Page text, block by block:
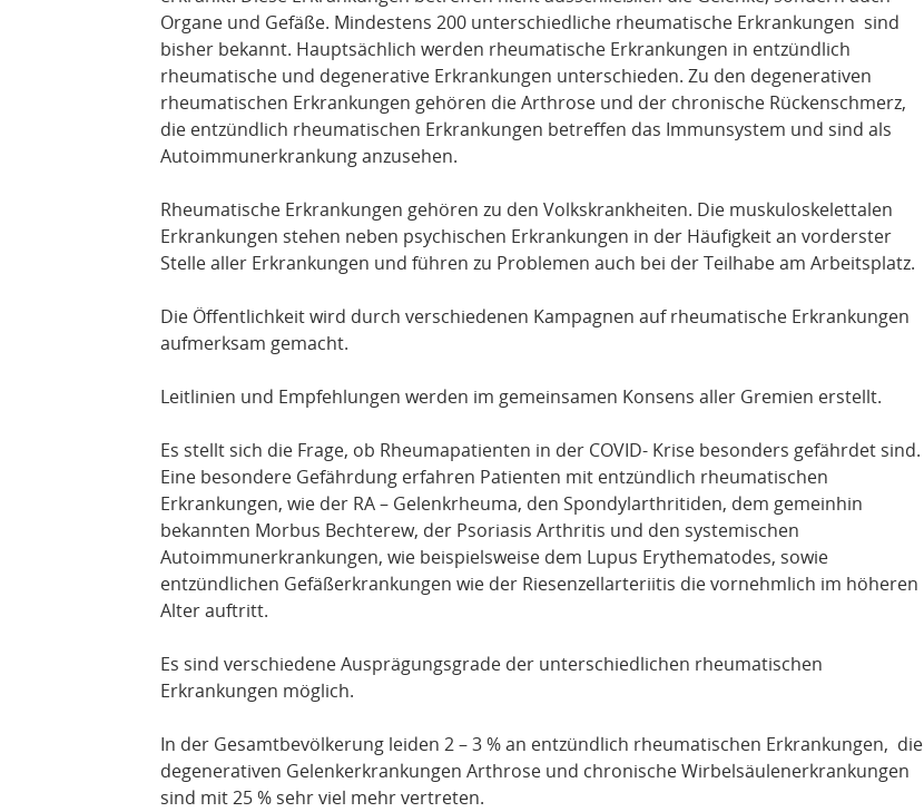
Organe und Gefäße. Mindestens 200 unterschiedliche rheumatische Erkrankungen sind
bisher bekannt. Hauptsächlich werden rheumatische Erkrankungen in entzündlich
rheumatische und degenerative Erkrankungen unterschieden. Zu den degenerativen
rheumatischen Erkrankungen gehören die Arthrose und der chronische Rückenschmerz,
die entzündlich rheumatischen Erkrankungen betreffen das Immunsystem und sind als
Autoimmunerkrankung anzusehen.
Rheumatische Erkrankungen gehören zu den Volkskrankheiten. Die muskuloskelettalen
Erkrankungen stehen neben psychischen Erkrankungen in der Häufigkeit an vorderster
Stelle aller Erkrankungen und führen zu Problemen auch bei der Teilhabe am Arbeitsplatz.
Die Öffentlichkeit wird durch verschiedenen Kampagnen auf rheumatische Erkrankungen
aufmerksam gemacht.
Leitlinien und Empfehlungen werden im gemeinsamen Konsens aller Gremien erstellt.
Es stellt sich die Frage, ob Rheumapatienten in der COVID- Krise besonders gefährdet sind.
Eine besondere Gefährdung erfahren Patienten mit entzündlich rheumatischen
Erkrankungen, wie der RA – Gelenkrheuma, den Spondylarthritiden, dem gemeinhin
bekannten Morbus Bechterew, der Psoriasis Arthritis und den systemischen
Autoimmunerkrankungen, wie beispielsweise dem Lupus Erythematodes, sowie
entzündlichen Gefäßerkrankungen wie der Riesenzellarteriitis die vornehmlich im höheren
Alter auftritt.
Es sind verschiedene Ausprägungsgrade der unterschiedlichen rheumatischen
Erkrankungen möglich.
In der Gesamtbevölkerung leiden 2 – 3 % an entzündlich rheumatischen Erkrankungen, die
degenerativen Gelenkerkrankungen Arthrose und chronische Wirbelsäulenerkrankungen
sind mit 25 % sehr viel mehr vertreten.